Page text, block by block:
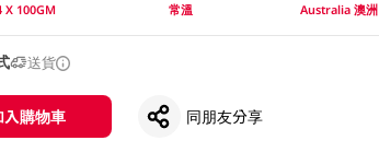
X 100GM
常溫
Australia 澳洲
送貨
入購物車 同朋友分享